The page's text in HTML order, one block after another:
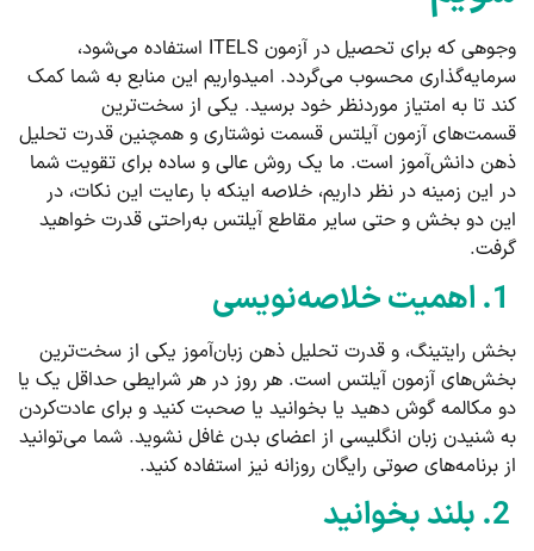
وجوهی که برای تحصیل در آزمون ITELS استفاده می‌شود،
سرمایه‌گذاری محسوب می‌گردد. امیدواریم این منابع به شما کمک
کند تا به امتیاز موردنظر خود برسید. یکی از سخت‌ترین
قسمت‌های آزمون آیلتس قسمت نوشتاری و همچنین قدرت تحلیل
ذهن دانش‌آموز است. ما یک روش عالی و ساده برای تقویت شما
در این زمینه در نظر داریم، خلاصه اینکه با رعایت این نکات، در
این دو بخش و حتی سایر مقاطع آیلتس به‌راحتی قدرت خواهید
گرفت.
بخش رایتینگ، و قدرت تحلیل ذهن زبان‌آموز یکی از سخت‌ترین
بخش‌های آزمون آیلتس است. هر روز در هر شرایطی حداقل یک یا
دو مکالمه گوش دهید یا بخوانید یا صحبت کنید و برای عادت‌کردن
به شنیدن زبان انگلیسی از اعضای بدن غافل نشوید. شما می‌توانید
از برنامه‌های صوتی رایگان روزانه نیز استفاده کنید.